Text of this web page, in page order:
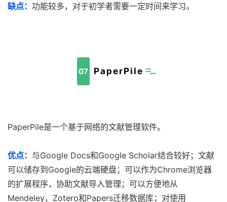
缺点： 功能较多，对于初学者需要一定时间来学习。
07 PaperPile
PaperPile是一个基于网络的文献管理软件。
优点： 与Google Docs和Google Scholar结合较好；文献
可以储存到Google的云端硬盘；可以作为Chrome浏览器
的扩展程序，协助文献导入管理；可以方便地从
Mendeley，Zotero和Papers迁移数据库；对使用